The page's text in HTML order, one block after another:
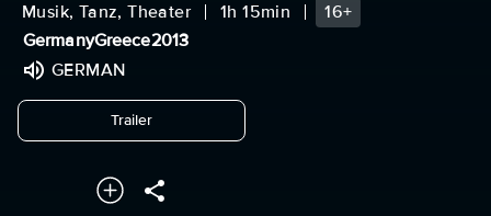
Musik, Tanz, Theater
1h 15min
16+
GermanyGreece2013
GERMAN
Trailerundefined